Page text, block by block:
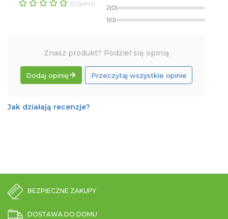
(0 opinii)
2(0)
1(0)
Znasz produkt? Podziel się opinią
Dodaj opinię Przeczytaj wszystkie opinie
Jak działają recenzje?
BEZPIECZNE ZAKUPY
DOSTAWA DO DOMU